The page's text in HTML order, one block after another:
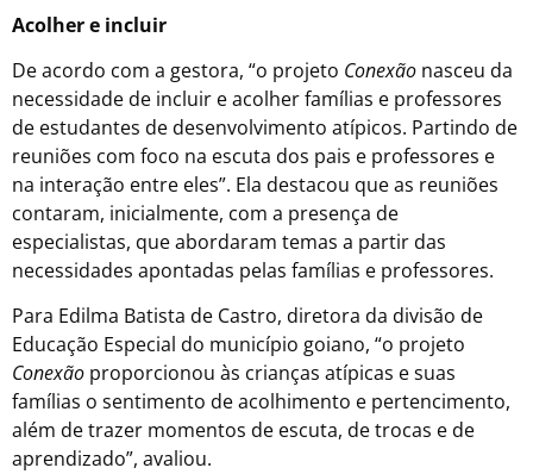
Acolher e incluir
De acordo com a gestora, “o projeto Conexão nasceu da
necessidade de incluir e acolher famílias e professores
de estudantes de desenvolvimento atípicos. Partindo de
reuniões com foco na escuta dos pais e professores e
na interação entre eles”. Ela destacou que as reuniões
contaram, inicialmente, com a presença de
especialistas, que abordaram temas a partir das
necessidades apontadas pelas famílias e professores.
Para Edilma Batista de Castro, diretora da divisão de
Educação Especial do município goiano, “o projeto
Conexão proporcionou às crianças atípicas e suas
famílias o sentimento de acolhimento e pertencimento,
além de trazer momentos de escuta, de trocas e de
aprendizado”, avaliou.